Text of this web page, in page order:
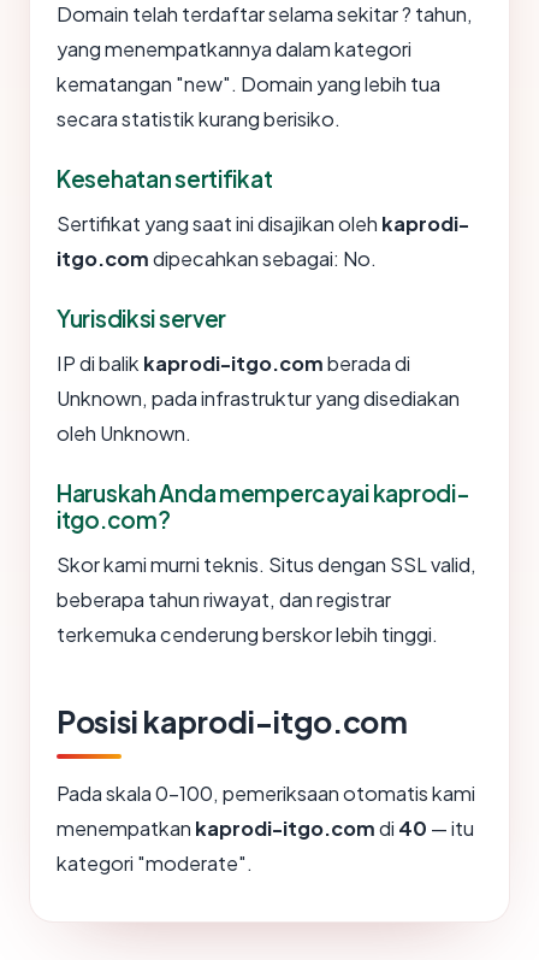
Domain telah terdaftar selama sekitar ? tahun,
yang menempatkannya dalam kategori
kematangan "new". Domain yang lebih tua
secara statistik kurang berisiko.
Kesehatan sertifikat
Sertifikat yang saat ini disajikan oleh kaprodi-
itgo.comdipecahkan sebagai: No.
Yurisdiksi server
IP di balik kaprodi-itgo.comberada di
Unknown, pada infrastruktur yang disediakan
oleh Unknown.
Haruskah Anda mempercayai kaprodi-
itgo.com?
Skor kami murni teknis. Situs dengan SSL valid,
beberapa tahun riwayat, dan registrar
terkemuka cenderung berskor lebih tinggi.
Posisi kaprodi-itgo.com
Pada skala 0-100, pemeriksaan otomatis kami
menempatkan kaprodi-itgo.comdi 40 — itu
kategori "moderate".